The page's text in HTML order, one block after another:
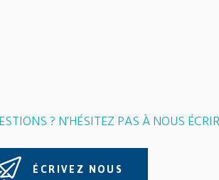
? N’HÉSITEZ PAS À NOUS
ÉCRIVEZ NOUS